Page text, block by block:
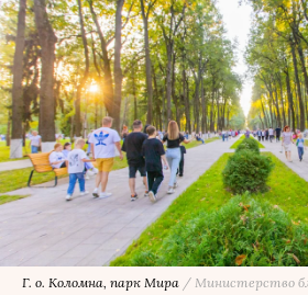
Г. о. Коломна, парк Мира / Министерство